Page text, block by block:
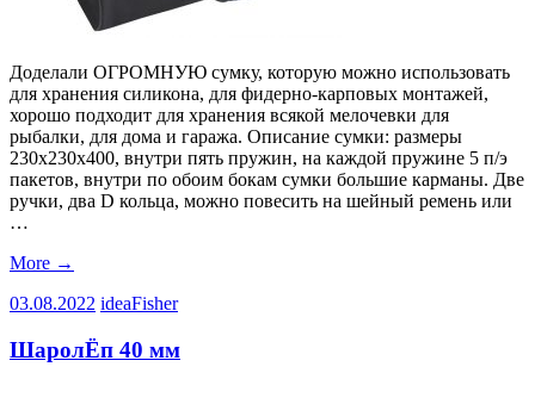
Доделали ОГРОМНУЮ сумку, которую можно использовать
для хранения силикона, для фидерно-карповых монтажей,
хорошо подходит для хранения всякой мелочевки для
рыбалки, для дома и гаража. Описание сумки: размеры
230х230х400, внутри пять пружин, на каждой пружине 5 п/э
пакетов, внутри по обоим бокам сумки большие карманы. Две
ручки, два D кольца, можно повесить на шейный ремень или
…
More →
03.08.2022 ideaFisher
ШаролЁп 40 мм